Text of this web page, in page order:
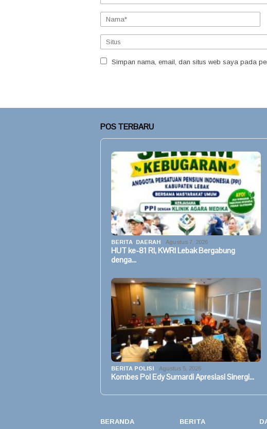
Simpan nama, email, dan situs web saya pada
POS TERBARU
BERITA DAERAH Agustus 7, 2026
HUT ke-81 RI, KWRI Lebak Bergabung
denga…
BERITA POLISI Agustus 5, 2026
Kombes Pol Edy Sumardi Apresiasi Sinergi…
BERANDA BERITA